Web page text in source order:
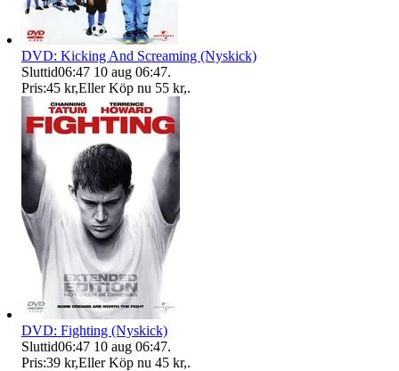
DVD: Kicking And Screaming (Nyskick)
Sluttid06:47 10 aug 06:47.
Pris:45 kr,Eller Köp nu 55 kr,.
DVD: Fighting (Nyskick)
Sluttid06:47 10 aug 06:47.
Pris:39 kr,Eller Köp nu 45 kr,.